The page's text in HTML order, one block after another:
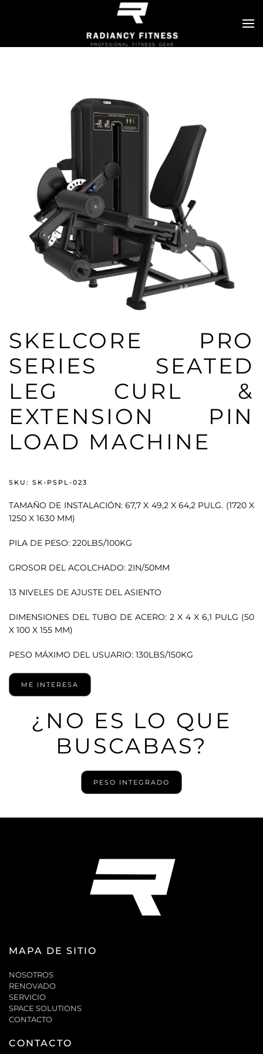
SKELCORE PRO
SERIES SEATED
LEG CURL &
EXTENSION PIN
LOAD MACHINE
SKU: SK-PSPL-023
TAMAÑO DE INSTALACIÓN: 67,7 X 49,2 X 64,2 PULG. (1720 X
1250 X 1630 MM)
PILA DE PESO: 220LBS/100KG
GROSOR DEL ACOLCHADO: 2IN/50MM
13 NIVELES DE AJUSTE DEL ASIENTO
DIMENSIONES DEL TUBO DE ACERO: 2 X 4 X 6,1 PULG (50
X 100 X 155 MM)
PESO MÁXIMO DEL USUARIO: 130LBS/150KG
ME INTERESA
¿NO ES LO QUE
BUSCABAS?
PESO INTEGRADO
MAPA DE SITIO
NOSOTROS
RENOVADO
SERVICIO
SPACE SOLUTIONS
CONTACTO
CONTACTO